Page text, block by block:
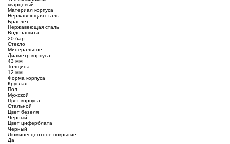
кварцевый
Материал корпуса
Нержавеющая сталь
Браслет
Нержавеющая сталь
Водозащита
20 бар
Стекло
Минеральное
Диаметр корпуса
43 мм
Толщина
12 мм
Форма корпуса
Круглая
Пол
Мужской
Цвет корпуса
Стальной
Цвет безеля
Черный
Цвет циферблата
Черный
Люминесцентное покрытие
Да